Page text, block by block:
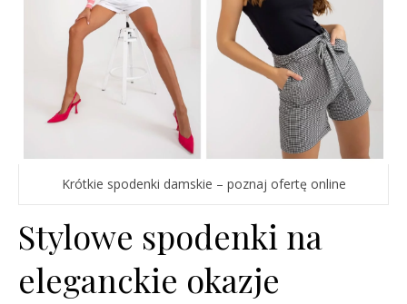
Krótkie spodenki damskie – poznaj ofertę online
Stylowe spodenki na
eleganckie okazje